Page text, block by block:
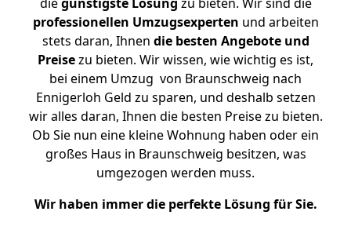
professionellen Umzugsexperten und arbeiten
stets daran, Ihnen die besten Angebote und
Preisezu bieten. Wir wissen, wie wichtig es ist,
bei einem Umzug von Braunschweig nach
Ennigerloh Geld zu sparen, und deshalb setzen
wir alles daran, Ihnen die besten Preise zu bieten.
Ob Sie nun eine kleine Wohnung haben oder ein
großes Haus in Braunschweig besitzen, was
umgezogen werden muss.
Wir haben immer die perfekte Lösung für Sie.